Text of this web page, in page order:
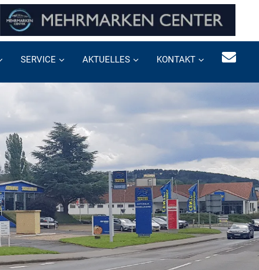
SERVICE AKTUELLES KONTAKT